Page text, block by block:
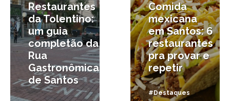
Restaurantes
da Tolentino:
um guia
completão da
Rua
Gastronômica
de Santos
Comida
mexicana
em Santos: 6
restaurantes
pra provar e
repetir
#Destaques